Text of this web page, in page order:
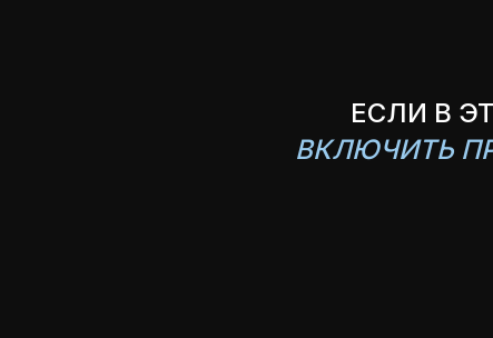
ЕСЛИ В
ВКЛЮЧИТЬ